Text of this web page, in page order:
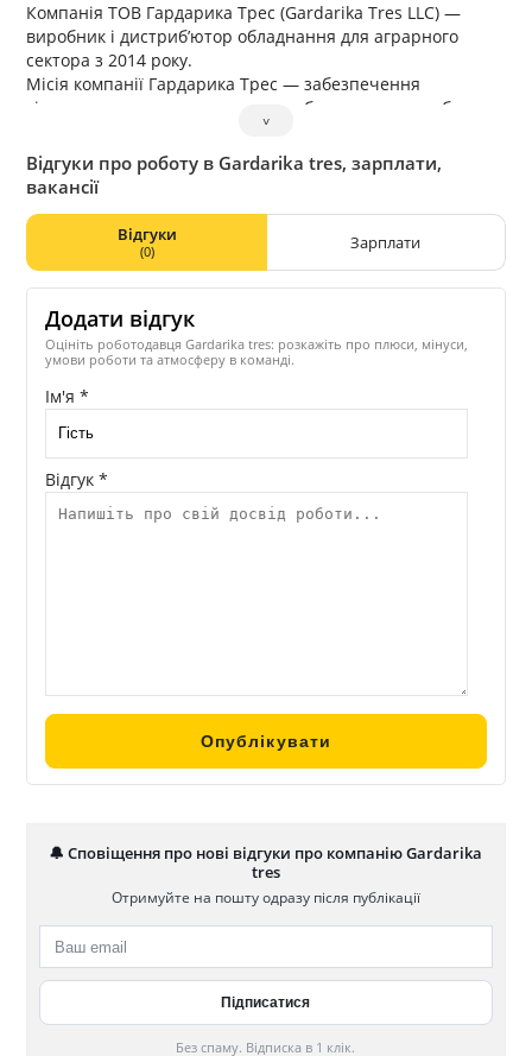
Компанія ТОВ Гардарика Трес (Gardarika Tres LLC) —
виробник і дистриб’ютор обладнання для аграрного
сектора з 2014 року.
Місія компанії Гардарика Трес — забезпечення
сільськогосподарського сектора обладнанням яке буде
оптимальним для вирішення завдань замовника,
сприяти переведенню українських фермерських
господарств на більш рентабельну діяльність, шляхом
Суми.
Також компанія запускає інноваційний проект, для
покращення роботи аграрного сектору.
˅
Відгуки про роботу в Gardarika tres, зарплати,
вакансії
Відгуки
(0) Зарплати
Додати відгук
Оцініть роботодавця Gardarika tres: розкажіть про плюси, мінуси,
умови роботи та атмосферу в команді.
Ім'я *
Відгук *
🔔 Сповіщення про нові відгуки про компанію Gardarika
tres
Отримуйте на пошту одразу після публікації
Без спаму. Відписка в 1 клік.